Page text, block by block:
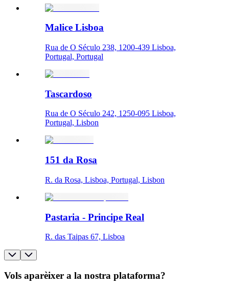
Malice Lisboa
Rua de O Século 238, 1200-439 Lisboa,
Portugal, Portugal
Tascardoso
Rua de O Século 242, 1250-095 Lisboa,
Portugal, Lisbon
151 da Rosa
R. da Rosa, Lisboa, Portugal, Lisbon
Pastaria - Principe Real
R. das Taipas 67, Lisboa
Vols aparèixer a la nostra plataforma?